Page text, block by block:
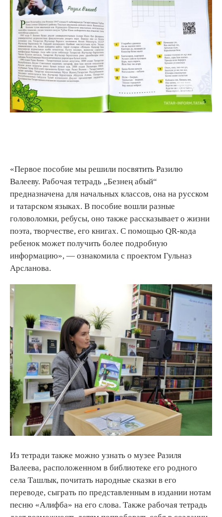
«Первое пособие мы решили посвятить Разилю
Валееву. Рабочая тетрадь „Безнең абый“
предназначена для начальных классов, она на русском
и татарском языках. В пособие вошли разные
головоломки, ребусы, оно также рассказывает о жизни
поэта, творчестве, его книгах. С помощью QR-кода
ребенок может получить более подробную
информацию», — ознакомила с проектом Гульназ
Арсланова.
Из тетради также можно узнать о музее Разиля
Валеева, расположенном в библиотеке его родного
села Ташлык, почитать народные сказки в его
переводе, сыграть по представленным в издании нотам
песню «Алифба» на его слова. Также рабочая тетрадь